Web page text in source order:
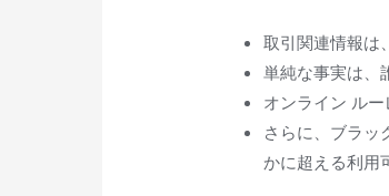
取引関連情報は
単純な事実は、
オンライン ル
さらに、ブラッ
かに超える利用